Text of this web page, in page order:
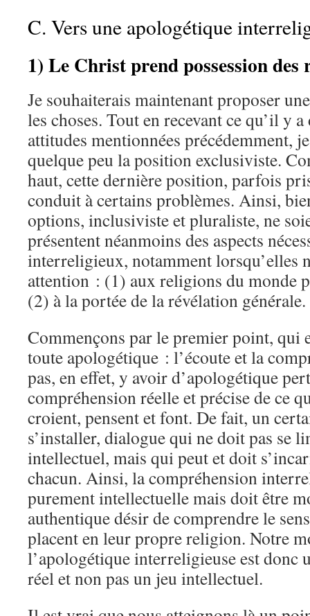
C. Vers une apologétique
1) Le Christ prend possession des
Je souhaiterais maintenant proposer
les choses. Tout en recevant ce qu’il y
attitudes mentionnées précédemment,
quelque peu la position exclusiviste.
haut, cette dernière position, parfois
conduit à certains problèmes. Ainsi,
options, inclusiviste et pluraliste, ne
présentent néanmoins des aspects
interreligieux, notamment lorsqu’elles
attention : (1) aux religions du monde
(2) à la portée de la révélation générale.
Commençons par le premier point, qui
toute apologétique : l’écoute et la
pas, en effet, y avoir d’apologétique
compréhension réelle et précise de ce
croient, pensent et font. De fait, un
s’installer, dialogue qui ne doit pas se
intellectuel, mais qui peut et doit
chacun. Ainsi, la compréhension
purement intellectuelle mais doit être
authentique désir de comprendre le
placent en leur propre religion. Notre
l’apologétique interreligieuse est donc
réel et non pas un jeu intellectuel.